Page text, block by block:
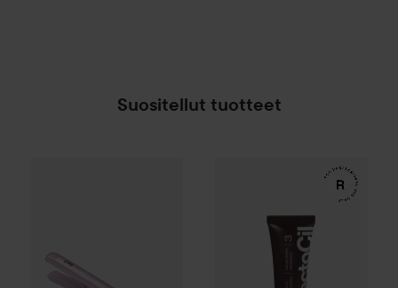
Suositellut tuotteet
Smooth Operator Hair Straightener
RefectoCil